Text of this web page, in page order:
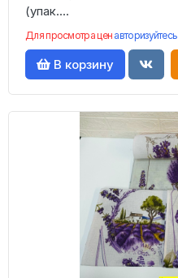
(упак....
Для просмотра цен авторизуйтесь
В корзину